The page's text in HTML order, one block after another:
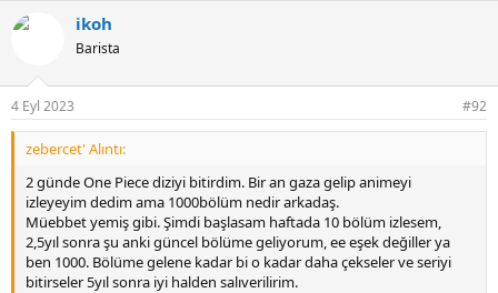
k
ikoh
Barista
4 Eyl 2023 #92
zebercet' Alıntı:
2 günde One Piece diziyi bitirdim. Bir an gaza gelip animeyi
izleyeyim dedim ama 1000bölüm nedir arkadaş.
Müebbet yemiş gibi. Şimdi başlasam haftada 10 bölüm izlesem,
2,5yıl sonra şu anki güncel bölüme geliyorum, ee eşek değiller ya
ben 1000. Bölüme gelene kadar bi o kadar daha çekseler ve seriyi
bitirseler 5yıl sonra iyi halden salıverilirim.